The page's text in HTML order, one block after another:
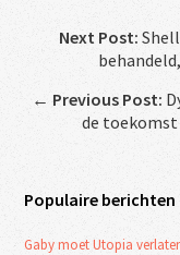
Next Post:
← Previous Post:
de
Populaire berichten
Gaby moet Utopia